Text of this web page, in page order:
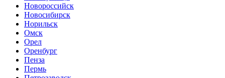
Новороссийск
Новосибирск
Норильск
Омск
Орел
Оренбург
Пенза
Пермь